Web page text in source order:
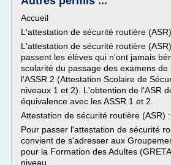
Accueil
L'attestation de sécurité routière
L'attestation de sécurité routière
passent les élèves qui n'ont jamais
scolarité du passage des examens de
l'ASSR 2 (Attestation Scolaire de
niveaux 1 et 2). L'obtention de l'ASR
équivalence avec les ASSR 1 et 2.
Attestation de sécurité routière (ASR)
Pour passer l'attestation de sécurité
convient de s'adresser aux
pour la Formation des Adultes
niveau...